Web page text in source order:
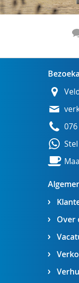
Over